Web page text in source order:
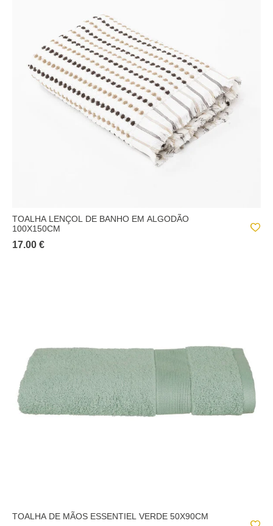
TOALHA LENÇOL DE BANHO EM ALGODÃO
100X150CM
17.00 €
TOALHA DE MÃOS ESSENTIEL VERDE 50X90CM